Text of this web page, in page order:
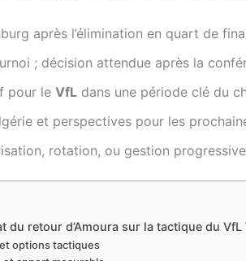
après l’élimination en quart de
; décision attendue après la
pour le VfL dans une période clé du
et perspectives pour les
rotation, ou gestion
du retour d’Amoura sur la tactique du
options tactiques